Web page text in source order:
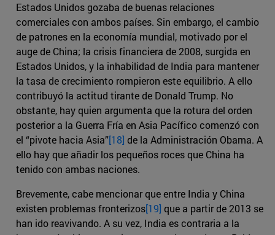
Estados Unidos gozaba de buenas relaciones
comerciales con ambos países. Sin embargo, el cambio
de patrones en la economía mundial, motivado por el
auge de China; la crisis financiera de 2008, surgida en
Estados Unidos, y la inhabilidad de India para mantener
la tasa de crecimiento rompieron este equilibrio. A ello
contribuyó la actitud tirante de Donald Trump. No
obstante, hay quien argumenta que la rotura del orden
posterior a la Guerra Fría en Asia Pacífico comenzó con
el “pivote hacia Asia”[18] de la Administración Obama. A
ello hay que añadir los pequeños roces que China ha
tenido con ambas naciones.
Brevemente, cabe mencionar que entre India y China
existen problemas fronterizos[19] que a partir de 2013 se
han ido reavivando. A su vez, India es contraria a la